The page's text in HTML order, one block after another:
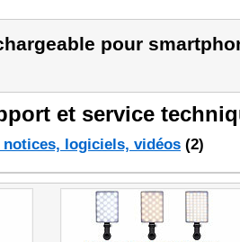
pour
et service
notices, logiciels, vidéos (2)